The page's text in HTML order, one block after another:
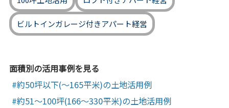
ビルトインガレージ付きアパート経営
面積別の活用事例を見る
約50坪以下(～165平米)の土地活用例
約51～100坪(166～330平米)の土地活用例